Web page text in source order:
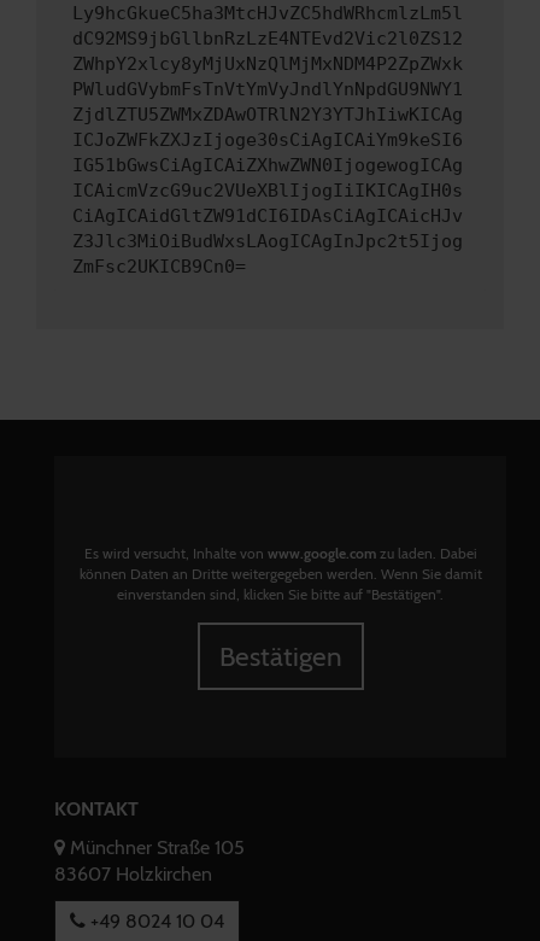
Ly9hcGkueC5ha3MtcHJvZC5hdWRhcmlzLm5l
dC92MS9jbGllbnRzLzE4NTEvd2Vic2l0ZS12
ZWhpY2xlcy8yMjUxNzQlMjMxNDM4P2ZpZWxk
PWludGVybmFsTnVtYmVyJndlYnNpdGU9NWY1
ZjdlZTU5ZWMxZDAwOTRlN2Y3YTJhIiwKICAg
ICJoZWFkZXJzIjoge30sCiAgICAiYm9keSI6
IG51bGwsCiAgICAiZXhwZWN0IjogewogICAg
ICAicmVzcG9uc2VUeXBlIjogIiIKICAgIH0s
CiAgICAidGltZW91dCI6IDAsCiAgICAicHJv
Z3Jlc3MiOiBudWxsLAogICAgInJpc2t5Ijog
ZmFsc2UKICB9Cn0=
Es wird versucht, Inhalte von www.google.comzu laden. Dabei
können Daten an Dritte weitergegeben werden. Wenn Sie damit
einverstanden sind, klicken Sie bitte auf "Bestätigen".
Bestätigen
KONTAKT
Münchner Straße 105
83607 Holzkirchen
+49 8024 10 04